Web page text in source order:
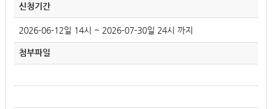
신청기간
2026-06-12일 14시 ~ 2026-07-30일 24시 까지
첨부파일